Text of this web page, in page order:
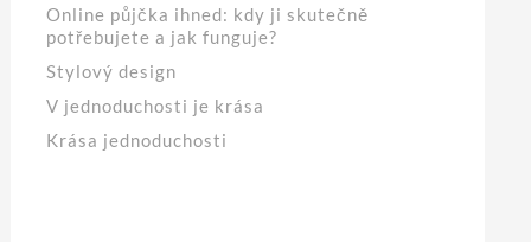
Online půjčka ihned: kdy ji skutečně
potřebujete a jak funguje?
Stylový design
V jednoduchosti je krása
Krása jednoduchosti